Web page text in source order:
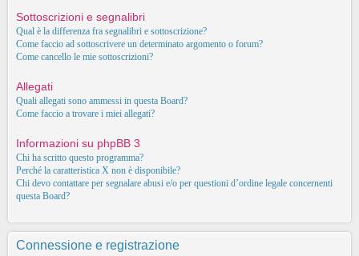
Sottoscrizioni e segnalibri
Qual è la differenza fra segnalibri e sottoscrizione?
Come faccio ad sottoscrivere un determinato argomento o forum?
Come cancello le mie sottoscrizioni?
Allegati
Quali allegati sono ammessi in questa Board?
Come faccio a trovare i miei allegati?
Informazioni su phpBB 3
Chi ha scritto questo programma?
Perché la caratteristica X non è disponibile?
Chi devo contattare per segnalare abusi e/o per questioni d’ordine legale concernenti
questa Board?
Connessione e registrazione